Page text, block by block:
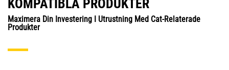
KOMPATIBLA PRODUKTER
Maximera Din Investering I Utrustning Med Cat-Relaterade
Produkter